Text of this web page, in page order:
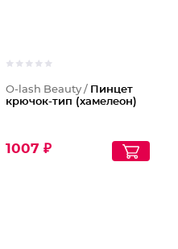
O-lash Beauty / Пинцет
крючок-тип (хамелеон)
1007 ₽